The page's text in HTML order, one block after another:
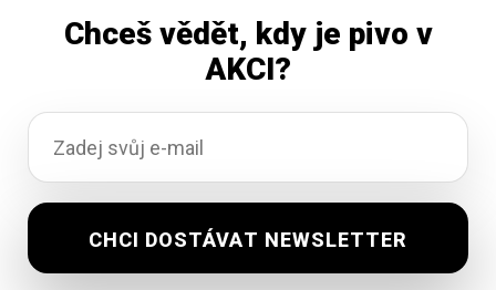
Svijany vozka Yuzu&Bergamot 30L
1 470,15Kčvč. DPH
Čtěte více
Chceš vědět, kdy je pivo v
AKCI?